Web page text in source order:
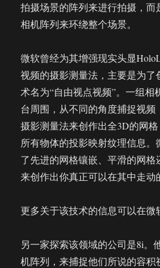
拍摄场景的阵列来进行拍摄，而
相机阵列来环绕整个场景。
微软曾经为其增强现实头显
视频的摄影测量法，主要是为了
术名为“自由视点视频”。一组相
台周围，从不同的角度捕捉视频
摄影测量法来创作出全3D的网
所有物体的投影映射纹理信息。
了先进的网格镶嵌、平滑的网格
来创作出你真正可以在其中走动
更多关于该技术的信息可以在微
另一家探索该领域的公司是8i。
机阵列，来捕捉他们所说的容积